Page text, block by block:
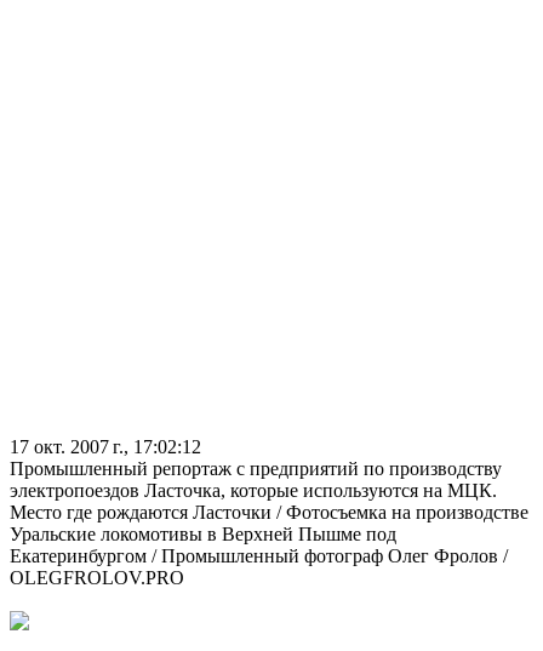
17 окт. 2007 г., 17:02:12
Промышленный репортаж с предприятий по производству
электропоездов Ласточка, которые используются на МЦК.
Место где рождаются Ласточки / Фотосъемка на производстве
Уральские локомотивы в Верхней Пышме под
Екатеринбургом / Промышленный фотограф Олег Фролов /
OLEGFROLOV.PRO